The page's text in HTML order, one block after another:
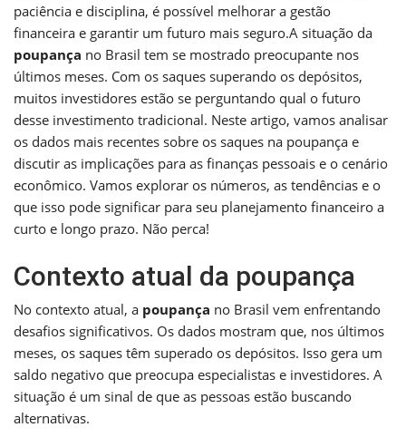
paciência e disciplina, é possível melhorar a gestão
financeira e garantir um futuro mais seguro.A situação da
poupança no Brasil tem se mostrado preocupante nos
últimos meses. Com os saques superando os depósitos,
muitos investidores estão se perguntando qual o futuro
desse investimento tradicional. Neste artigo, vamos analisar
os dados mais recentes sobre os saques na poupança e
discutir as implicações para as finanças pessoais e o cenário
econômico. Vamos explorar os números, as tendências e o
que isso pode significar para seu planejamento financeiro a
curto e longo prazo. Não perca!
Contexto atual da poupança
No contexto atual, a poupança no Brasil vem enfrentando
desafios significativos. Os dados mostram que, nos últimos
meses, os saques têm superado os depósitos. Isso gera um
saldo negativo que preocupa especialistas e investidores. A
situação é um sinal de que as pessoas estão buscando
alternativas.